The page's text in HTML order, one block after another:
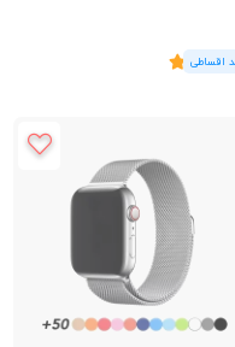
رای)
5